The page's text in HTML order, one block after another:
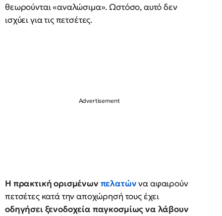
θεωρούνται «αναλώσιμα». Ωστόσο, αυτό δεν
ισχύει για τις πετσέτες.
Η πρακτική ορισμένων πελατώννα αφαιρούν
πετσέτες κατά την αποχώρησή τους έχει
οδηγήσει ξενοδοχεία παγκοσμίως να λάβουν